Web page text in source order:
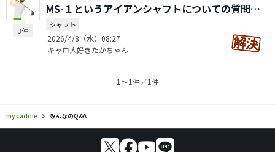
3件
MS-１というアイアンシャフトについての質問で
す。
シャフト
2026/4/8（水）08:27
キャロ大好きたかちゃん
1〜1件／1件
my caddie みんなのQ&A